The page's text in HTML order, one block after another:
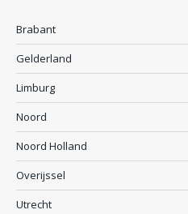
Brabant
Gelderland
Limburg
Noord
Noord Holland
Overijssel
Utrecht